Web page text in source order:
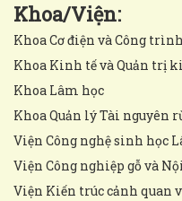
Khoa/Viện:
Khoa Cơ điện và Công trình
Khoa Kinh tế và Quản trị
Khoa Lâm học
Khoa Quản lý Tài nguyên
Viện Công nghệ sinh học
Viện Công nghiệp gỗ và
Viện Kiến trúc cảnh quan